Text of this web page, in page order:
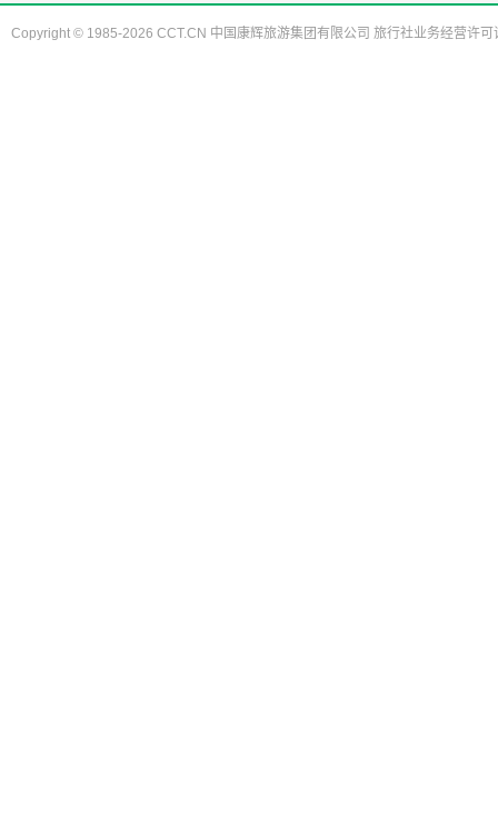
Copyright © 1985-2026 CCT.CN 中国康辉旅游集团有限公司 旅行社业务经营许